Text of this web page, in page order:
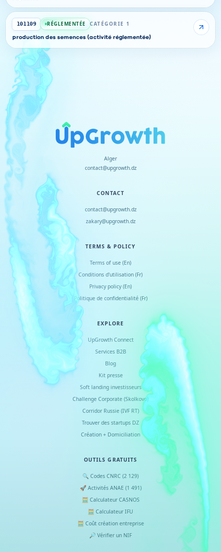
101109 RÉGLEMENTÉE CATÉGORIE 1
production des semences (activité réglementée)
Alger
contact@upgrowth.dz
CONTACT
contact@upgrowth.dz
zakary@upgrowth.dz
TERMS & POLICY
Terms of use (En)
Conditions d'utilisation (Fr)
Privacy policy (En)
Politique de confidentialité (Fr)
EXPLORE
UpGrowth Connect
Services B2B
Blog
Kit presse
Soft landing investisseurs
Challenge Corporate (Skolkovo)
Corridor Russie (IVF RT)
Trouver des startups DZ
Création + Domiciliation
OUTILS GRATUITS
🔍 Codes CNRC (2 129)
🚀 Activités ANAE (1 491)
🧮 Calculateur CASNOS
🧮 Calculateur IFU
🧮 Coût création entreprise
🔎 Vérifier un NIF